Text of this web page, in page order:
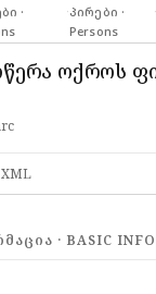
·
·პირები ·
Persons
·
ოქროს
XML
· BASIC